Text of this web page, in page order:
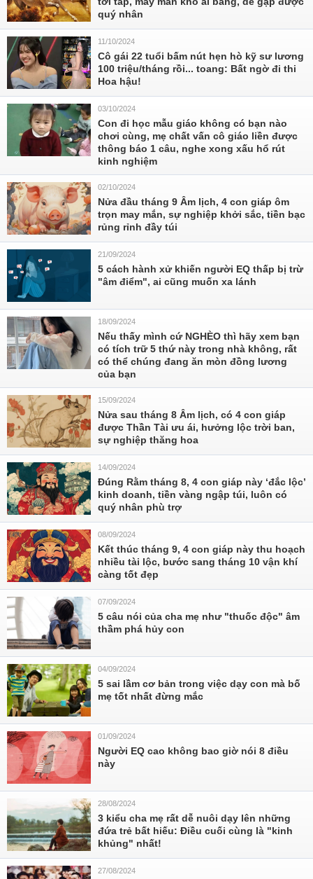
quý nhân
11/10/2024
Cô gái 22 tuổi bấm nút hẹn hò kỹ sư lương
100 triệu/tháng rồi... toang: Bất ngờ đi thi
Hoa hậu!
03/10/2024
Con đi học mẫu giáo không có bạn nào
chơi cùng, mẹ chất vấn cô giáo liền được
thông báo 1 câu, nghe xong xấu hổ rút
kinh nghiệm
02/10/2024
Nửa đầu tháng 9 Âm lịch, 4 con giáp ôm
trọn may mắn, sự nghiệp khởi sắc, tiền bạc
rủng rỉnh đầy túi
21/09/2024
5 cách hành xử khiến người EQ thấp bị trừ
"âm điểm", ai cũng muốn xa lánh
18/09/2024
Nếu thấy mình cứ NGHÈO thì hãy xem bạn
có tích trữ 5 thứ này trong nhà không, rất
có thể chúng đang ăn mòn đồng lương
của bạn
15/09/2024
Nửa sau tháng 8 Âm lịch, có 4 con giáp
được Thần Tài ưu ái, hưởng lộc trời ban,
sự nghiệp thăng hoa
14/09/2024
Đúng Rằm tháng 8, 4 con giáp này ‘đắc lộc’
kinh doanh, tiền vàng ngập túi, luôn có
quý nhân phù trợ
08/09/2024
Kết thúc tháng 9, 4 con giáp này thu hoạch
nhiều tài lộc, bước sang tháng 10 vận khí
càng tốt đẹp
07/09/2024
5 câu nói của cha mẹ như "thuốc độc" âm
thầm phá hủy con
04/09/2024
5 sai lầm cơ bản trong việc dạy con mà bố
mẹ tốt nhất đừng mắc
01/09/2024
Người EQ cao không bao giờ nói 8 điều
này
28/08/2024
3 kiểu cha mẹ rất dễ nuôi dạy lên những
đứa trẻ bất hiếu: Điều cuối cùng là "kinh
khủng" nhất!
27/08/2024